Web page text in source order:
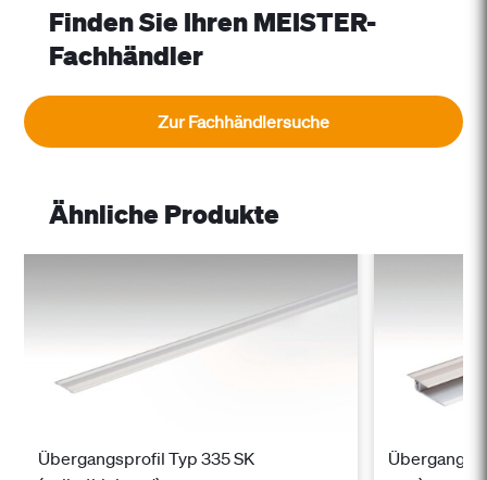
Finden Sie Ihren MEISTER-
Fachhändler
Zur Fachhändlersuche
Ähnliche Produkte
Übergangsprofil Typ 335 SK